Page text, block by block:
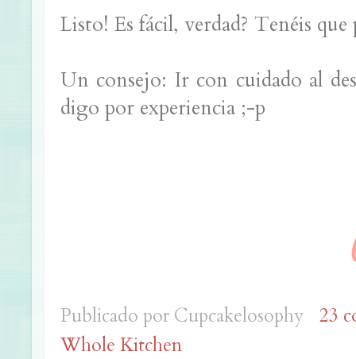
Listo! Es fácil, verdad? Tenéis
Un consejo: Ir con cuidado al
digo por experiencia ;-p
Publicado por Cupcakelosophy
23
Whole Kitchen